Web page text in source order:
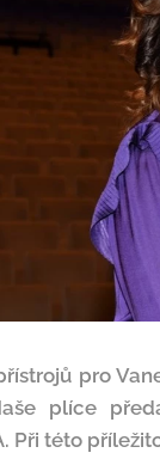
pro
plíce
Při této